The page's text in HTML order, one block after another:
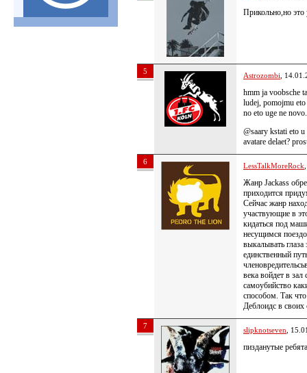
Прикольно,но
5 Astrozombi ,
hmm ja voobsche
ludej, pomojmu
no eto uge ne novo.
@saary kstati eto
avatare delaet?
6 LessTalkMoreRock
Жанр Jackass
приходится
Сейчас жанр
участвующие в
кидаться под
несущимся
выкалывать
единственный
века войдет в зал
самоубийство
способом. Так
Деблоидс в
7 slipknotseven ,
пизданутые